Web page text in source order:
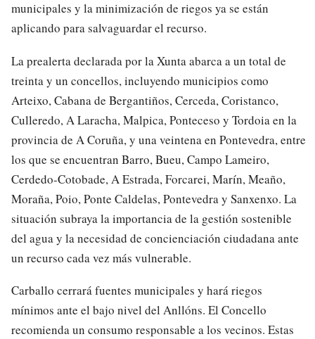
municipales y la minimización de riegos ya se están
aplicando para salvaguardar el recurso.
La prealerta declarada por la Xunta abarca a un total de
treinta y un concellos, incluyendo municipios como
Arteixo, Cabana de Bergantiños, Cerceda, Coristanco,
Culleredo, A Laracha, Malpica, Ponteceso y Tordoia en la
provincia de A Coruña, y una veintena en Pontevedra, entre
los que se encuentran Barro, Bueu, Campo Lameiro,
Cerdedo-Cotobade, A Estrada, Forcarei, Marín, Meaño,
Moraña, Poio, Ponte Caldelas, Pontevedra y Sanxenxo. La
situación subraya la importancia de la gestión sostenible
del agua y la necesidad de concienciación ciudadana ante
un recurso cada vez más vulnerable.
Carballo cerrará fuentes municipales y hará riegos
mínimos ante el bajo nivel del Anllóns. El Concello
recomienda un consumo responsable a los vecinos. Estas